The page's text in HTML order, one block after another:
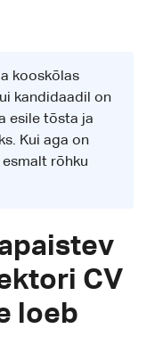
kooskõlas
kandidaadil on
esile tõsta ja
Kui aga on
rõhku
CV
loeb